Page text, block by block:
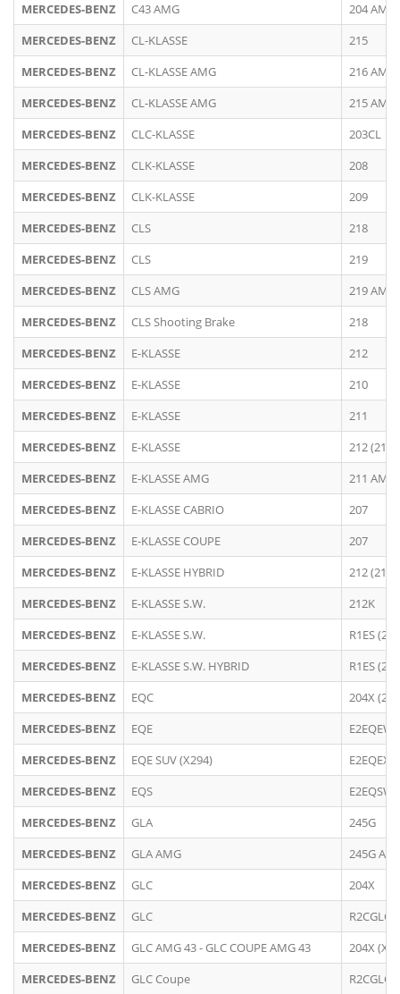
MERCEDES-BENZ
C43 AMG
204 AMG
MERCEDES-BENZ
CL-KLASSE
215
MERCEDES-BENZ
CL-KLASSE AMG
216 AMG
MERCEDES-BENZ
CL-KLASSE AMG
215 AMG
MERCEDES-BENZ
CLC-KLASSE
203CL
MERCEDES-BENZ
CLK-KLASSE
208
MERCEDES-BENZ
CLK-KLASSE
209
MERCEDES-BENZ
CLS
218
MERCEDES-BENZ
CLS
219
MERCEDES-BENZ
CLS AMG
219 AMG
MERCEDES-BENZ
CLS Shooting Brake
218
MERCEDES-BENZ
E-KLASSE
212
MERCEDES-BENZ
E-KLASSE
210
MERCEDES-BENZ
E-KLASSE
211
MERCEDES-BENZ
E-KLASSE
212 (213)
MERCEDES-BENZ
E-KLASSE AMG
211 AMG
MERCEDES-BENZ
E-KLASSE CABRIO
207
MERCEDES-BENZ
E-KLASSE COUPE
207
MERCEDES-BENZ
E-KLASSE HYBRID
212 (213)
MERCEDES-BENZ
E-KLASSE S.W.
212K
MERCEDES-BENZ
E-KLASSE S.W.
R1ES
MERCEDES-BENZ
E-KLASSE S.W. HYBRID
R1ES
MERCEDES-BENZ
EQC
204X
MERCEDES-BENZ
EQE
E2EQEW
MERCEDES-BENZ
EQE SUV (X294)
E2EQEX
MERCEDES-BENZ
EQS
E2EQSW
MERCEDES-BENZ
GLA
245G
MERCEDES-BENZ
GLA AMG
245G
MERCEDES-BENZ
GLC
204X
MERCEDES-BENZ
GLC
R2CGLC
MERCEDES-BENZ
GLC AMG 43 - GLC COUPE AMG 43
204X
MERCEDES-BENZ
GLC Coupe R2CGLC